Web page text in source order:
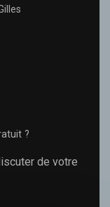
?
de votre